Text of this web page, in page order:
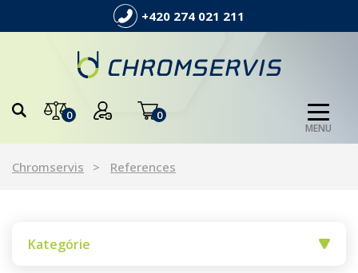
+420 274 021 211
0 0
MENU
Chromservis References
Kategórie